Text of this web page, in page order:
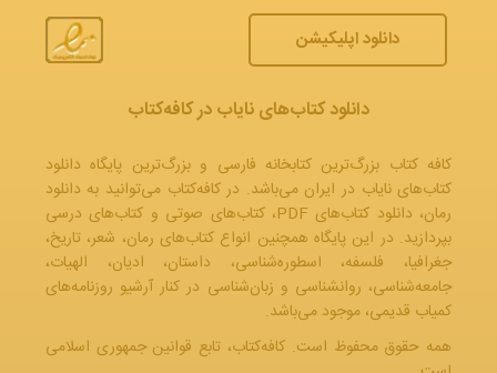
دانلود اپلیکیشن
دانلود کتاب‌های نایاب در کافه‌کتاب
کافه کتاب بزرگ‌ترین کتابخانه فارسی و بزرگ‌ترین پایگاه دانلود
کتاب‌های نایاب در ایران می‌باشد. در کافه‌کتاب می‌توانید به دانلود
رمان، دانلود کتاب‌های PDF، کتاب‌های صوتی و کتاب‌های درسی
بپردازید. در این پایگاه همچنین انواع کتاب‌های رمان، شعر، تاریخ،
جغرافیا، فلسفه، اسطوره‌شناسی، داستان، ادیان، الهیات،
جامعه‌شناسی، روانشناسی و زبان‌شناسی در کنار آرشیو روزنامه‌های
کمیاب قدیمی، موجود می‌باشد.
همه حقوق محفوظ است. کافه‌کتاب، تابع قوانین جمهوری‌ اسلامی